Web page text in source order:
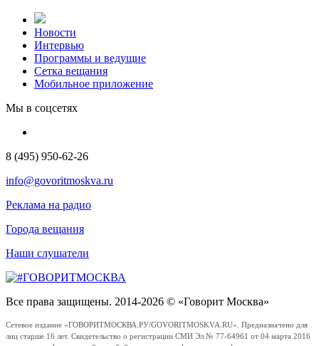
Новости
Интервью
Программы и ведущие
Сетка вещания
Мобильное приложение
Мы в соцсетях
8 (495) 950-62-26
info@govoritmoskva.ru
Реклама на радио
Города вещания
Наши слушатели
Все права защищены. 2014-2026 © «Говорит Москва»
Сетевое издание «ГОВОРИТМОСКВА.РУ/GOVORITMOSKVA.RU». Предназначено для
лиц старше 16 лет. Свидетельство о регистрации СМИ Эл № 77-64961 от 04 марта 2016